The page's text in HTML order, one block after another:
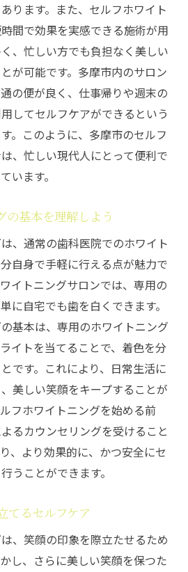
ンで実感する効果
トニングに適した日常ルーチ
満足度を知る
ワイトニングサロン今すぐ試
いセルフケア習慣
の魅力を知る
いホワイトニング体験
ョナルのサポートが得られる
果を求めるあなたに
ングサロン初めての方でも安
方
すめのサロン選び
するためのポイント
を成功させる秘訣
ポート体制を確認しよう
柔軟なプランを提供
した選択肢
フホワイトニング！多摩市
トニングで得られる笑顔の輝
価が変わる瞬間
ります。また、セルフホワイト
間で効果を実感できる施術が用
、忙しい方でも負担なく美しい
が可能です。多摩市内のサロン
の便が良く、仕事帰りや週末の
してセルフケアができるという
。このように、多摩市のセルフ
、忙しい現代人にとって便利で
います。
の基本を理解しよう
、通常の歯科医院でのホワイト
自身で手軽に行える点が魅力で
イトニングサロンでは、専用の
に自宅でも歯を白くできます。
基本は、専用のホワイトニング
イトを当てることで、着色を分
です。これにより、日常生活に
美しい笑顔をキープすることが
フホワイトニングを始める前
るカウンセリングを受けること
、より効果的に、かつ安全にセ
うことができます。
てるセルフケア
、笑顔の印象を際立たせるため
し、さらに美しい笑顔を保つた